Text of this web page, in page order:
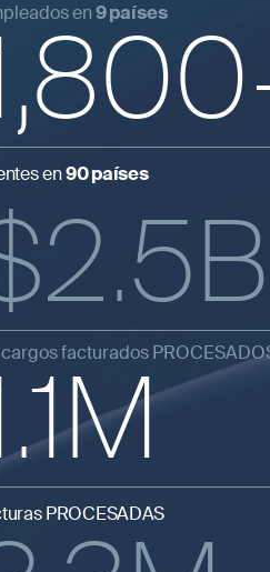
en9 países
en90 países
2.5B
facturados
M
PROCESADAS